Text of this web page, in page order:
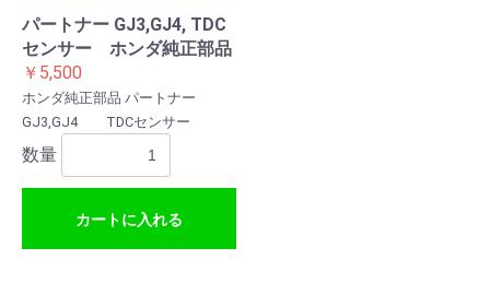
パートナー GJ3,GJ4, TDC
センサー ホンダ純正部品
￥5,500
ホンダ純正部品 パートナー
GJ3,GJ4 TDCセンサー
数量
カートに入れる